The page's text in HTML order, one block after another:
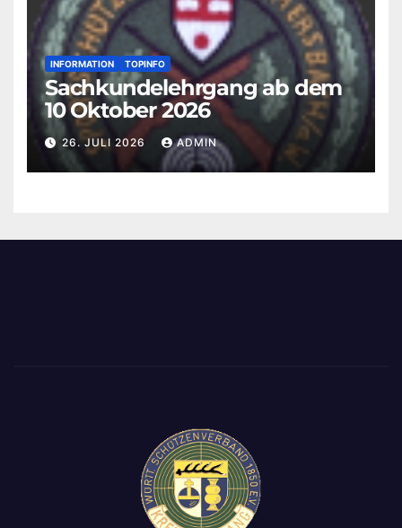
INFORMATION TOPINFO
Sachkundelehrgang ab dem
10 Oktober 2026
26. JULI 2026 ADMIN